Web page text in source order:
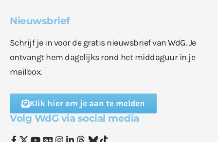
Nieuwsbrief
Schrijf je in voor de gratis nieuwsbrief van WdG. Je
ontvangt hem dagelijks rond het middaguur in je
mailbox.
Klik hier om je aan te melden
Volg WdG via social media